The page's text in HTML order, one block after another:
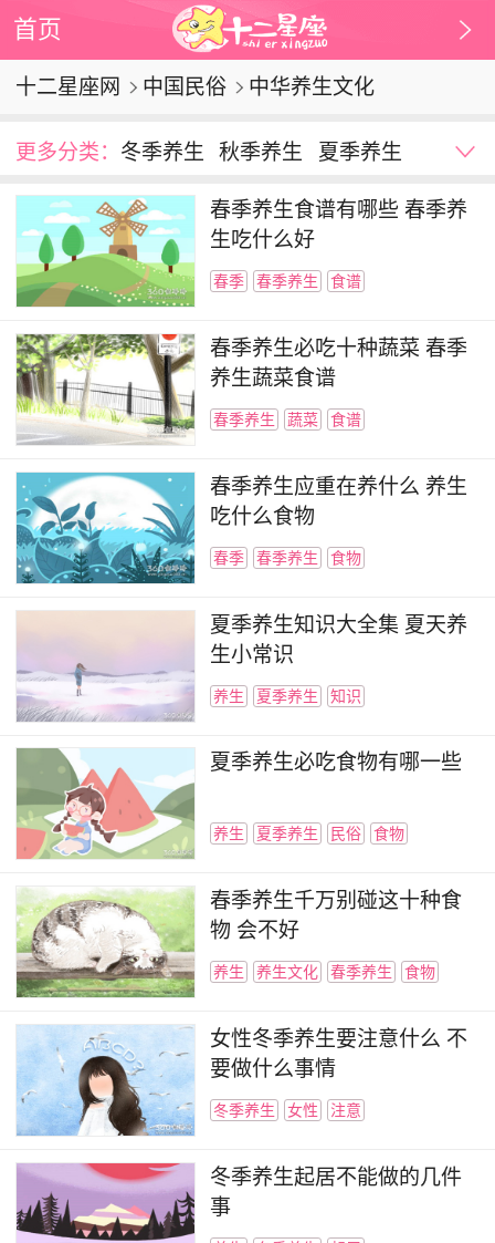
首页
十二星座网 中国民俗 中华养生文化
更多分类： 冬季养生 秋季养生
夏季养生
春季养生食谱有哪些 春季养
生吃什么好
春季 春季养生 食谱
春季养生必吃十种蔬菜 春季
养生蔬菜食谱
春季养生 蔬菜 食谱
春季养生应重在养什么 养生
吃什么食物
春季 春季养生 食物
夏季养生知识大全集 夏天养
生小常识
养生 夏季养生 知识
夏季养生必吃食物有哪一些
养生 夏季养生 民俗 食物
春季养生千万别碰这十种食
物 会不好
养生 养生文化 春季养生 食物
女性冬季养生要注意什么 不
要做什么事情
冬季养生 女性 注意
冬季养生起居不能做的几件
事